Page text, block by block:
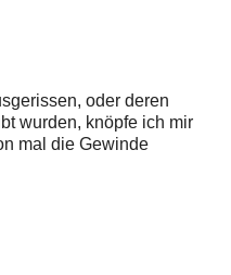
oder deren
wurden, knöpfe ich mir
mal die Gewinde